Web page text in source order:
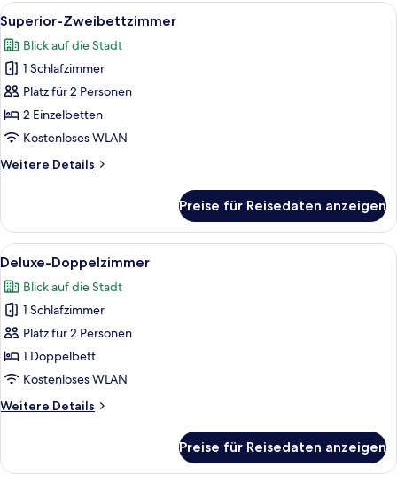
Alle
Fotos
für
Superior-
Zweibettzimmer
anzeigen
Ein Hotelzimmer mit zwei Betten,
10
Superior-Zweibettzimmer
Blick auf die Stadt
1 Schlafzimmer
Platz für 2 Personen
2 Einzelbetten
Kostenloses WLAN
Weitere Details
Weitere
Zweibettzimmer
Preise für Reisedaten anzeigen
Alle
Fotos
für
Deluxe-
Doppelzimmer
anzeigen
Ein Schlafzimmer mit Bett,
11
Deluxe-Doppelzimmer
Blick auf die Stadt
1 Schlafzimmer
Platz für 2 Personen
1 Doppelbett
Kostenloses WLAN
Weitere Details
Weitere
Doppelzimmer
Preise für Reisedaten anzeigen